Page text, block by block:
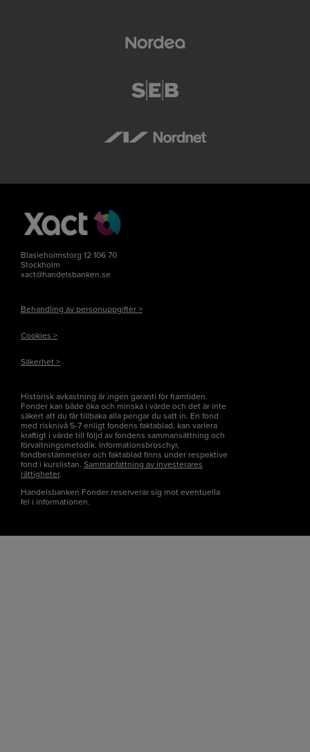
Blasieholmstorg 12 106 70
Stockholm
xact@handelsbanken.se
Behandling av personuppgifter >
Cookies >
Säkerhet >
Historisk avkastning är ingen garanti för framtiden.
Fonder kan både öka och minska i värde och det är inte
säkert att du får tillbaka alla pengar du satt in. En fond
med risknivå 5-7 enligt fondens faktablad, kan variera
kraftigt i värde till följd av fondens sammansättning och
förvaltningsmetodik. Informationsbroschyr,
fondbestämmelser och faktablad finns under respektive
fond i kurslistan. Sammanfattning av investerares
rättigheter.
Handelsbanken Fonder reserverar sig mot eventuella
fel i informationen.